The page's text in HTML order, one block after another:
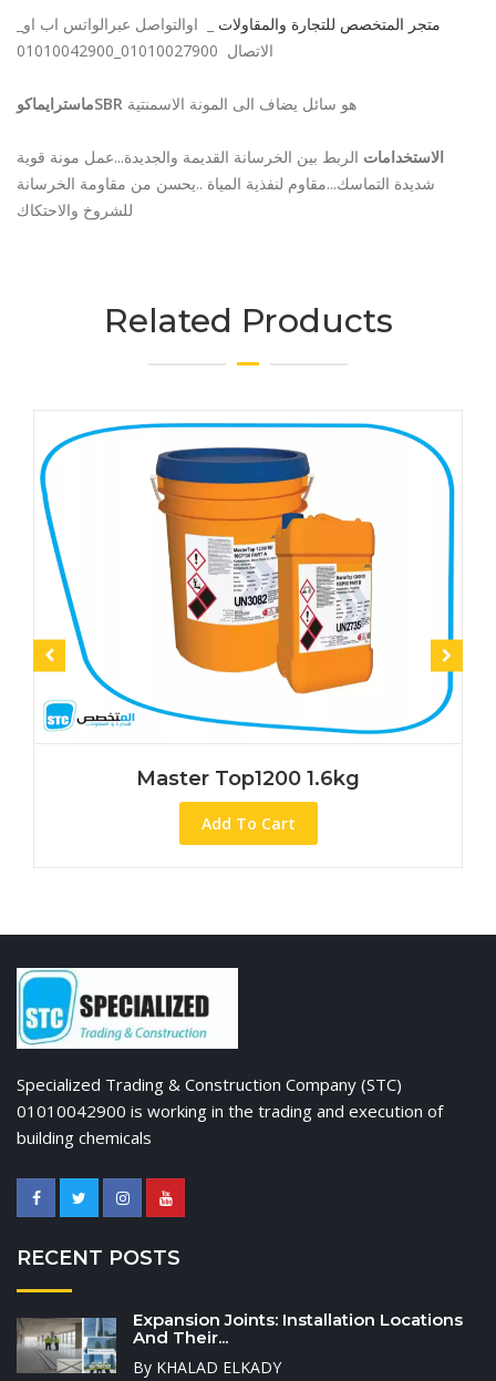
متجر المتخصص للتجارة والمقاولات _ اوالتواصل عبرالواتس اب او
الاتصال 01010027900_01010042900
ماسترايماكوSBR
الاستخدامات الربط بين الخرسانة القديمة والجديدة...عمل مونة قوية
شديدة التماسك...مقاوم لنفذية المياة ..يحسن من مقاومة الخرسانة
للشروخ والاحتكاك
Related Products
Master Top1200 1.6kg
Add To Cart
Specialized Trading & Construction Company (STC)
01010042900 is working in the trading and execution of
building chemicals
RECENT POSTS
Expansion Joints: Installation Locations
And Their...
By KHALAD ELKADY